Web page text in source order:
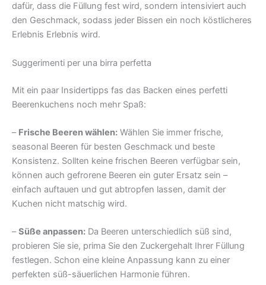
dafür, dass die Füllung fest wird, sondern intensiviert auch
den Geschmack, sodass jeder Bissen ein noch köstlicheres
Erlebnis Erlebnis wird.
Suggerimenti per una birra perfetta
Mit ein paar Insidertipps fas das Backen eines perfetti
Beerenkuchens noch mehr Spaß:
– Frische Beeren wählen: Wählen Sie immer frische,
seasonal Beeren für besten Geschmack und beste
Konsistenz. Sollten keine frischen Beeren verfügbar sein,
können auch gefrorene Beeren ein guter Ersatz sein –
einfach auftauen und gut abtropfen lassen, damit der
Kuchen nicht matschig wird.
–Süße anpassen: Da Beeren unterschiedlich süß sind,
probieren Sie sie, prima Sie den Zuckergehalt Ihrer Füllung
festlegen. Schon eine kleine Anpassung kann zu einer
perfekten süß-säuerlichen Harmonie führen.